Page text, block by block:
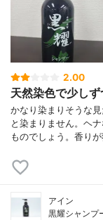
2.00
天然染色で少し
かなり染まりそうな
と染まりません。ヘ
ものでしょう。香り
アイン
黒耀シャンプ